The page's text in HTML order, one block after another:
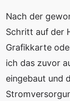
Nach der
Schritt auf der
Grafikkarte
ich das zuvor
eingebaut und